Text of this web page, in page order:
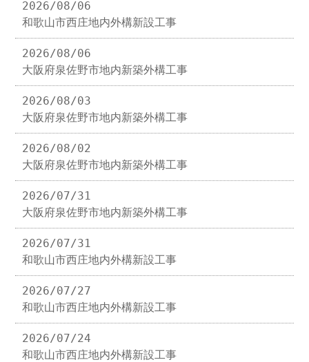
2026/08/06
和歌山市西庄地内外構新設工事
2026/08/06
大阪府泉佐野市地内新築外構工事
2026/08/03
大阪府泉佐野市地内新築外構工事
2026/08/02
大阪府泉佐野市地内新築外構工事
2026/07/31
大阪府泉佐野市地内新築外構工事
2026/07/31
和歌山市西庄地内外構新設工事
2026/07/27
和歌山市西庄地内外構新設工事
2026/07/24
和歌山市西庄地内外構新設工事